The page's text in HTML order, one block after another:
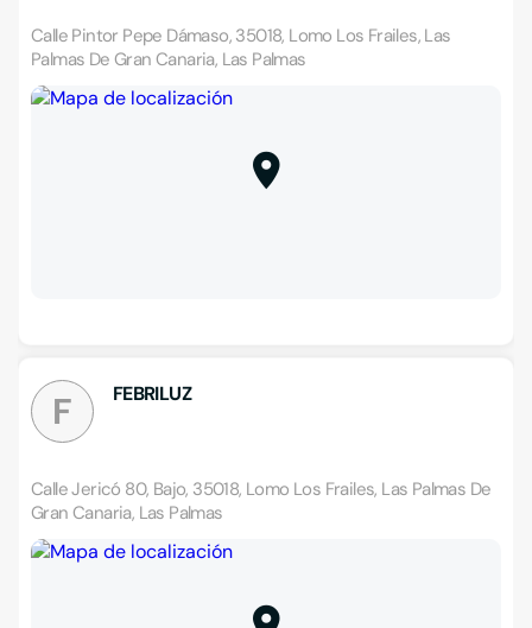
Calle Pintor Pepe Dámaso, 35018, Lomo Los Frailes, Las
Palmas De Gran Canaria, Las Palmas
F FEBRILUZ
Calle Jericó 80, Bajo, 35018, Lomo Los Frailes, Las Palmas De
Gran Canaria, Las Palmas